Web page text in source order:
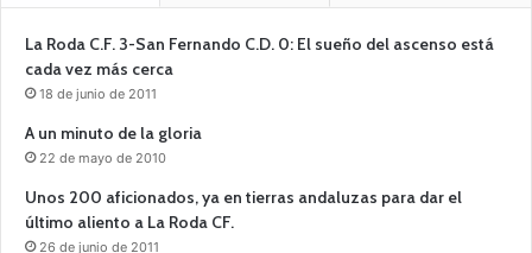
La Roda C.F. 3-San Fernando C.D. 0: El sueño del ascenso está
cada vez más cerca
18 de junio de 2011
A un minuto de la gloria
22 de mayo de 2010
Unos 200 aficionados, ya en tierras andaluzas para dar el
último aliento a La Roda CF.
26 de junio de 2011